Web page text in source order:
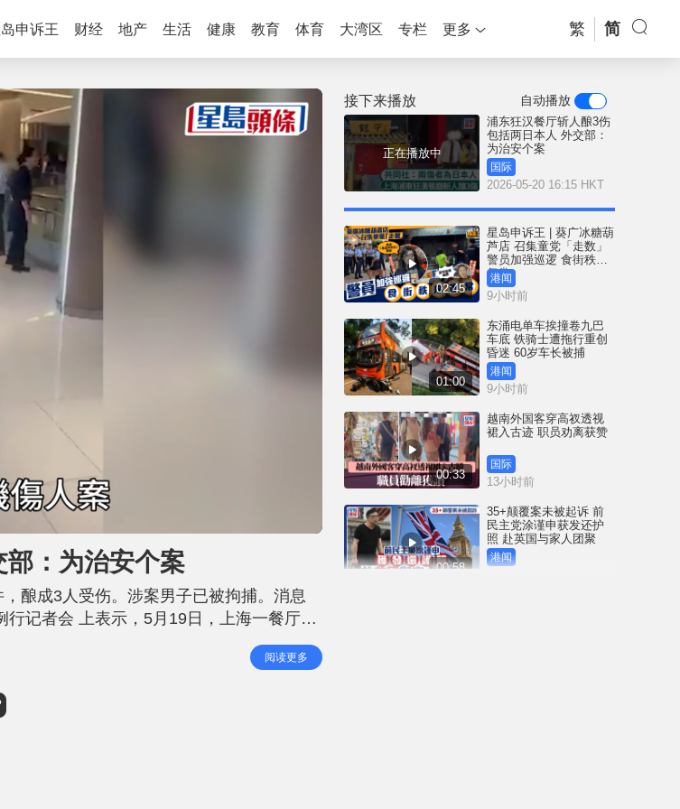
申诉王 财经 地产 生活 健康 教育 体育 大湾区 专栏 更多 繁 简
：为治安个案
酿成3人受伤。涉案男子已被拘捕。消息
记者会 上表示，5月19日，上海一餐厅内
伤，伤员已及时送医救治，犯罪嫌疑人已
门将依法处理。 日本共同社报道，据日本
阅读更多
接下来播放 自动播放
正在播放中
浦东狂汉餐厅斩人酿3伤
包括两日本人 外交部：
为治安个案
国际
2026-05-20 16:15 HKT
02:45
星岛申诉王 | 葵广冰糖葫
芦店 召集童党「走数」
警员加强巡逻 食街秩序
复常
港闻
9小时前
01:00
东涌电单车挨撞卷九巴
车底 铁骑士遭拖行重创
昏迷 60岁车长被捕
港闻
9小时前
00:33
越南外国客穿高衩透视
裙入古迹 职员劝离获赞
国际
13小时前
00:58
35+颠覆案未被起诉 前
民主党涂谨申获发还护
照 赴英国与家人团聚
港闻